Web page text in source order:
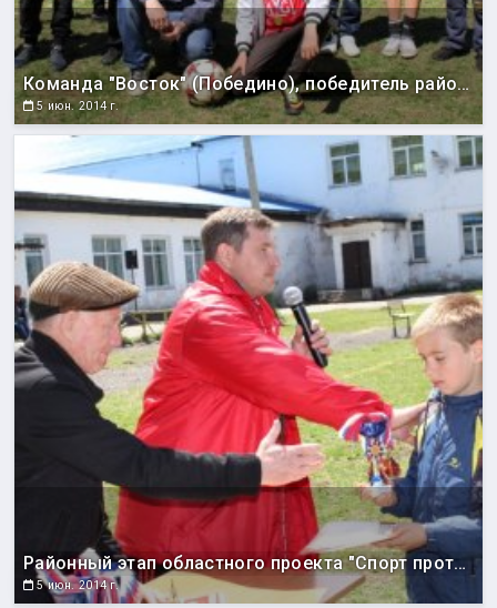
Команда "Восток" (Победино), победитель районного этапа областного проекта "Спорт против подворотни".
5 июн. 2014 г.
Районный этап областного проекта "Спорт против подворотни"
5 июн. 2014 г.